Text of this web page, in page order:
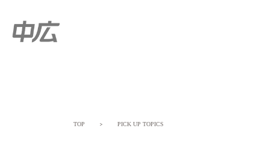
TOP ＞ PICK UP TOPICS